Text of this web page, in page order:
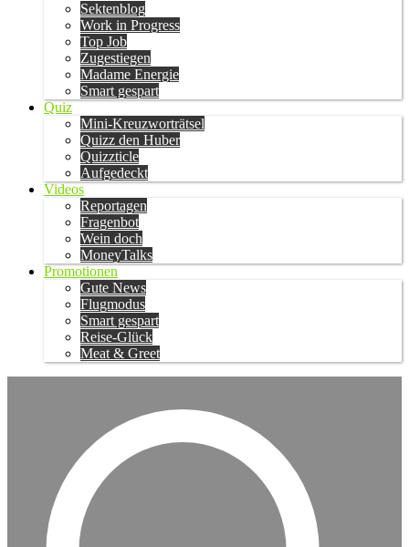
Sektenblog
Work in Progress
Top Job
Zugestiegen
Madame Energie
Smart gespart
Quiz
Mini-Kreuzworträtsel
Quizz den Huber
Quizzticle
Aufgedeckt
Videos
Reportagen
Fragenbot
Wein doch
MoneyTalks
Promotionen
Gute News
Flugmodus
Smart gespart
Reise-Glück
Meat & Greet